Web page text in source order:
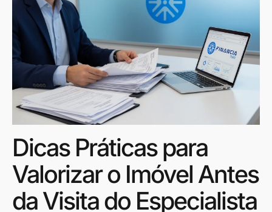
Dicas Práticas para
Valorizar o Imóvel Antes
da Visita do Especialista